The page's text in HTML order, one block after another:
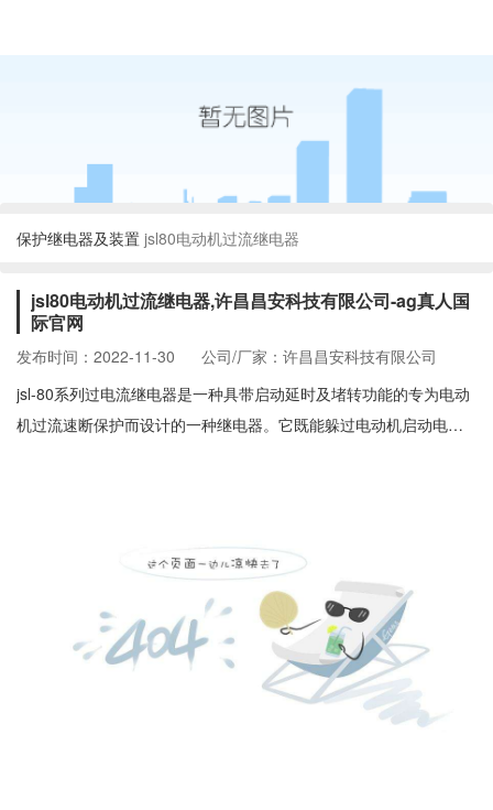
保护继电器及装置 jsl80电动机过流继电器
jsl80电动机过流继电器,许昌昌安科技有限公司-ag真人国
际官网
发布时间：2022-11-30
公司/厂家：许昌昌安科技有限公司
jsl-80系列过电流继电器是一种具带启动延时及堵转功能的专为电动
机过流速断保护而设计的一种继电器。它既能躲过电动机启动电